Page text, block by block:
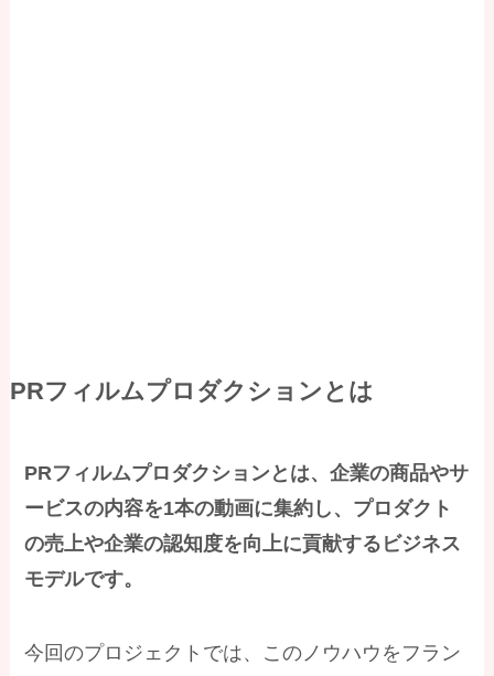
PRフィルムプロダクションとは
PRフィルムプロダクションとは、企業の商品やサ
ービスの内容を1本の動画に集約し、プロダクト
の売上や企業の認知度を向上に貢献するビジネス
モデルです。
今回のプロジェクトでは、このノウハウをフラン